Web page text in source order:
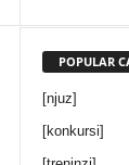
POPULAR
[njuz]
[konkursi]